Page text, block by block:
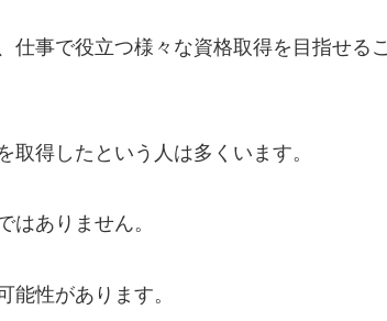
仕事で役立つ様々な資格取得を目指せるこ
得したという人は多くいます。
はありません。
性があります。